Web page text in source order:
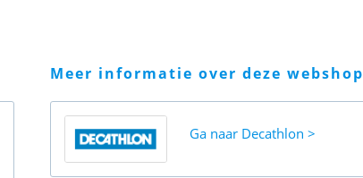
meer informatie over deze webshop
Ga naar Decathlon